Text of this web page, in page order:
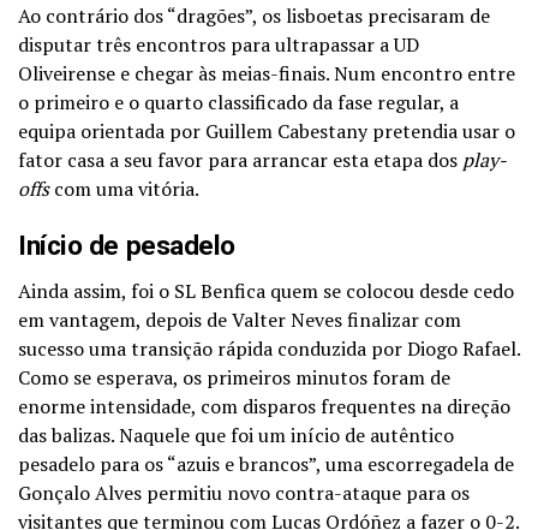
Ao contrário dos “dragões”, os lisboetas precisaram de
disputar três encontros para ultrapassar a UD
Oliveirense e chegar às meias-finais. Num encontro entre
o primeiro e o quarto classificado da fase regular, a
equipa orientada por Guillem Cabestany pretendia usar o
fator casa a seu favor para arrancar esta etapa dos play-
offscom uma vitória.
Início de pesadelo
Ainda assim, foi o SL Benfica quem se colocou desde cedo
em vantagem, depois de Valter Neves finalizar com
sucesso uma transição rápida conduzida por Diogo Rafael.
Como se esperava, os primeiros minutos foram de
enorme intensidade, com disparos frequentes na direção
das balizas. Naquele que foi um início de autêntico
pesadelo para os “azuis e brancos”, uma escorregadela de
Gonçalo Alves permitiu novo contra-ataque para os
visitantes que terminou com Lucas Ordóñez a fazer o 0-2.